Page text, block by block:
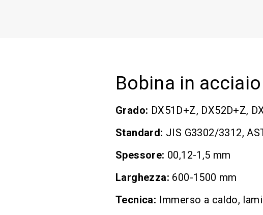
Bobina in acciaio
Grado: DX51D+Z, DX52D+Z,
Standard: JIS G3302/3312,
Spessore: 00,12-1,5 mm
Larghezza: 600-1500 mm
Tecnica: Immerso a caldo,